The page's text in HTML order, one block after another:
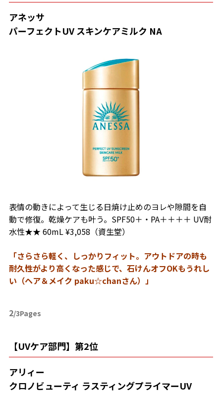
アネッサ
パーフェクトUV スキンケアミルク NA
表情の動きによって生じる日焼け止めのヨレや隙間を自
動で修復。乾燥ケアも叶う。SPF50＋・PA＋＋＋＋ UV耐
水性★★ 60mL ¥3,058（資生堂）
「さらさら軽く、しっかりフィット。アウトドアの時も
耐久性がより高くなった感じで、石けんオフOKもうれし
い（ヘア＆メイク paku☆chanさん）」
2/3Pages
【UVケア部門】第2位
アリィー
クロノビューティ ラスティングプライマーUV